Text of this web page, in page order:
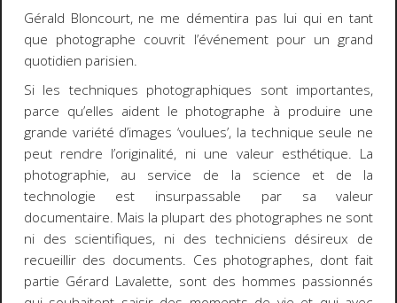
Gérald Bloncourt, ne me démentira pas lui qui en tant
que photographe couvrit l’événement pour un grand
quotidien parisien.
Si les techniques photographiques sont importantes,
parce qu’elles aident le photographe à produire une
grande variété d’images ‘voulues’, la technique seule ne
peut rendre l’originalité, ni une valeur esthétique. La
photographie, au service de la science et de la
technologie est insurpassable par sa valeur
documentaire. Mais la plupart des photographes ne sont
ni des scientifiques, ni des techniciens désireux de
recueillir des documents. Ces photographes, dont fait
partie Gérard Lavalette, sont des hommes passionnés